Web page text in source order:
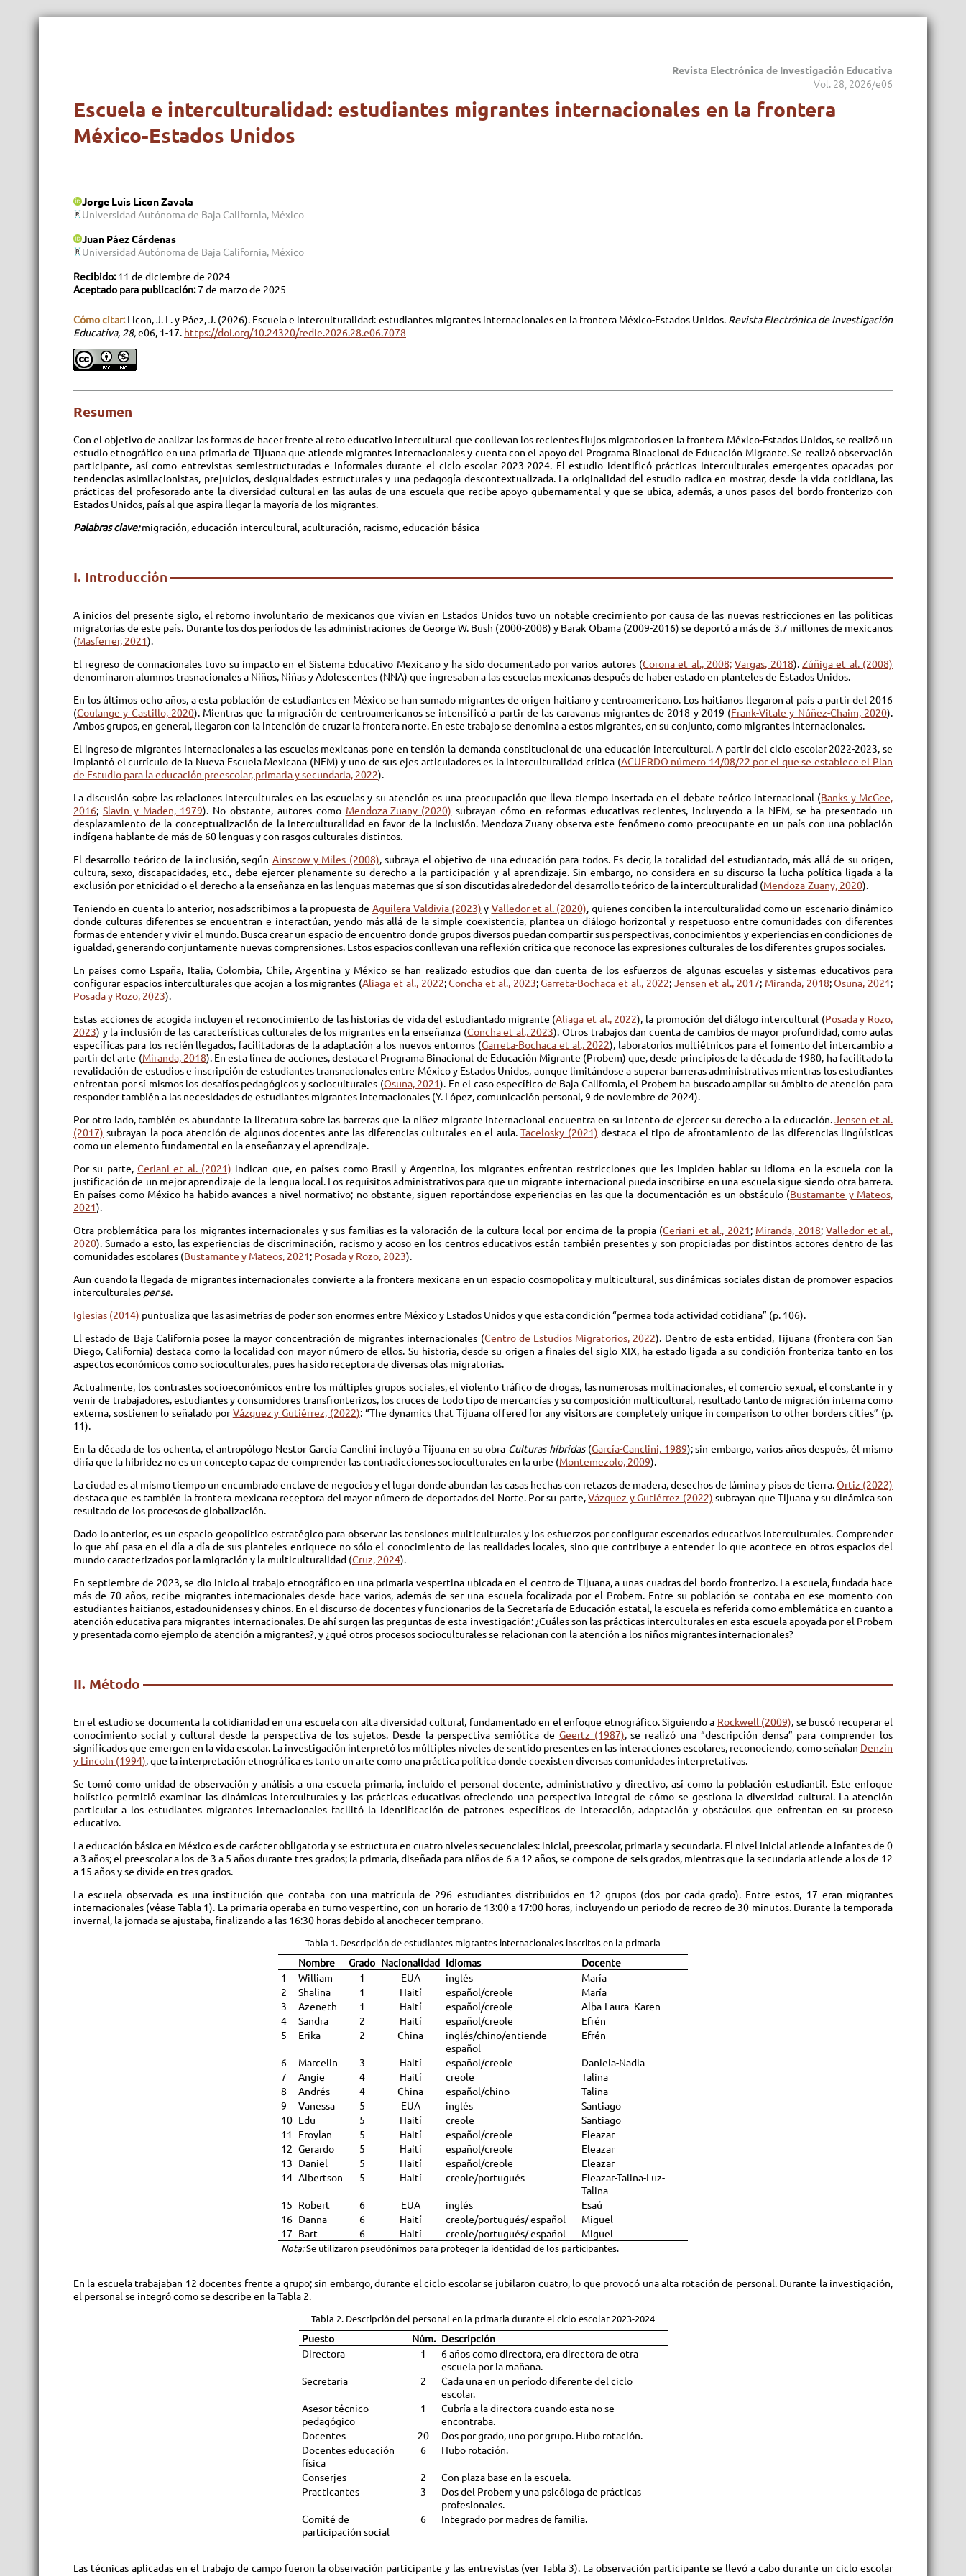
Revista Electrónica de Investigación Educativa
Vol. 28, 2026/e06
Escuela e interculturalidad: estudiantes migrantes internacionales en la frontera
México-Estados Unidos
Jorge Luis Licon Zavala
Universidad Autónoma de Baja California, México
Juan Páez Cárdenas
Universidad Autónoma de Baja California, México
Recibido:11 de diciembre de 2024
Aceptado para publicación:7 de marzo de 2025
Cómo citar:Licon, J. L. y Páez, J. (2026). Escuela e interculturalidad: estudiantes migrantes internacionales en la frontera México-Estados Unidos. Revista Electrónica de Investigación
Educativa, 28,e06, 1-17. https://doi.org/10.24320/redie.2026.28.e06.7078
Resumen
Con el objetivo de analizar las formas de hacer frente al reto educativo intercultural que conllevan los recientes flujos migratorios en la frontera México-Estados Unidos, se realizó un
estudio etnográfico en una primaria de Tijuana que atiende migrantes internacionales y cuenta con el apoyo del Programa Binacional de Educación Migrante. Se realizó observación
participante, así como entrevistas semiestructuradas e informales durante el ciclo escolar 2023-2024. El estudio identificó prácticas interculturales emergentes opacadas por
tendencias asimilacionistas, prejuicios, desigualdades estructurales y una pedagogía descontextualizada. La originalidad del estudio radica en mostrar, desde la vida cotidiana, las
prácticas del profesorado ante la diversidad cultural en las aulas de una escuela que recibe apoyo gubernamental y que se ubica, además, a unos pasos del bordo fronterizo con
Estados Unidos, país al que aspira llegar la mayoría de los migrantes.
Palabras clave:migración, educación intercultural, aculturación, racismo, educación básica
I. Introducción
A inicios del presente siglo, el retorno involuntario de mexicanos que vivían en Estados Unidos tuvo un notable crecimiento por causa de las nuevas restricciones en las políticas
migratorias de este país. Durante los dos períodos de las administraciones de George W. Bush (2000-2008) y Barak Obama (2009-2016) se deportó a más de 3.7 millones de mexicanos
(Masferrer, 2021).
El regreso de connacionales tuvo su impacto en el Sistema Educativo Mexicano y ha sido documentado por varios autores (Corona et al., 2008; Vargas, 2018).Zúñiga et al. (2008)
denominaron alumnos trasnacionales a Niños, Niñas y Adolescentes (NNA) que ingresaban a las escuelas mexicanas después de haber estado en planteles de Estados Unidos.
En los últimos ocho años, a esta población de estudiantes en México se han sumado migrantes de origen haitiano y centroamericano. Los haitianos llegaron al país a partir del 2016
(Coulange y Castillo, 2020). Mientras que la migración de centroamericanos se intensificó a partir de las caravanas migrantes de 2018 y 2019 (Frank-Vitale y Núñez-Chaim, 2020).
Ambos grupos, en general, llegaron con la intención de cruzar la frontera norte. En este trabajo se denomina a estos migrantes, en su conjunto, como migrantes internacionales.
El ingreso de migrantes internacionales a las escuelas mexicanas pone en tensión la demanda constitucional de una educación intercultural. A partir del ciclo escolar 2022-2023, se
implantó el currículo de la Nueva Escuela Mexicana (NEM) y uno de sus ejes articuladores es la interculturalidad crítica (ACUERDO número 14/08/22 por el que se establece el Plan
de Estudio para la educación preescolar, primaria y secundaria, 2022).
La discusión sobre las relaciones interculturales en las escuelas y su atención es una preocupación que lleva tiempo insertada en el debate teórico internacional (Banks y McGee,
2016; Slavin y Maden, 1979). No obstante, autores como Mendoza-Zuany (2020) subrayan cómo en reformas educativas recientes, incluyendo a la NEM, se ha presentado un
desplazamiento de la conceptualización de la interculturalidad en favor de la inclusión. Mendoza-Zuany observa este fenómeno como preocupante en un país con una población
indígena hablante de más de 60 lenguas y con rasgos culturales distintos.
El desarrollo teórico de la inclusión, según Ainscow y Miles (2008), subraya el objetivo de una educación para todos. Es decir, la totalidad del estudiantado, más allá de su origen,
cultura, sexo, discapacidades, etc., debe ejercer plenamente su derecho a la participación y al aprendizaje. Sin embargo, no considera en su discurso la lucha política ligada a la
exclusión por etnicidad o el derecho a la enseñanza en las lenguas maternas que sí son discutidas alrededor del desarrollo teórico de la interculturalidad (Mendoza-Zuany, 2020).
Teniendo en cuenta lo anterior, nos adscribimos a la propuesta de Aguilera-Valdivia (2023) y Valledor et al. (2020), quienes conciben la interculturalidad como un escenario dinámico
donde culturas diferentes se encuentran e interactúan, yendo más allá de la simple coexistencia, plantea un diálogo horizontal y respetuoso entre comunidades con diferentes
formas de entender y vivir el mundo. Busca crear un espacio de encuentro donde grupos diversos puedan compartir sus perspectivas, conocimientos y experiencias en condiciones de
igualdad, generando conjuntamente nuevas comprensiones. Estos espacios conllevan una reflexión crítica que reconoce las expresiones culturales de los diferentes grupos sociales.
En países como España, Italia, Colombia, Chile, Argentina y México se han realizado estudios que dan cuenta de los esfuerzos de algunas escuelas y sistemas educativos para
configurar espacios interculturales que acojan a los migrantes (Aliaga et al., 2022;Concha et al., 2023;Garreta-Bochaca et al., 2022; Jensen et al., 2017; Miranda, 2018;Osuna, 2021;
Posada y Rozo, 2023).
Estas acciones de acogida incluyen el reconocimiento de las historias de vida del estudiantado migrante (Aliaga et al., 2022), la promoción del diálogo intercultural (Posada y Rozo,
2023) y la inclusión de las características culturales de los migrantes en la enseñanza (Concha et al., 2023). Otros trabajos dan cuenta de cambios de mayor profundidad, como aulas
específicas para los recién llegados, facilitadoras de la adaptación a los nuevos entornos (Garreta-Bochaca et al., 2022), laboratorios multiétnicos para el fomento del intercambio a
partir del arte (Miranda, 2018). En esta línea de acciones, destaca el Programa Binacional de Educación Migrante (Probem) que, desde principios de la década de 1980, ha facilitado la
revalidación de estudios e inscripción de estudiantes transnacionales entre México y Estados Unidos, aunque limitándose a superar barreras administrativas mientras los estudiantes
enfrentan por sí mismos los desafíos pedagógicos y socioculturales (Osuna, 2021). En el caso específico de Baja California, el Probem ha buscado ampliar su ámbito de atención para
responder también a las necesidades de estudiantes migrantes internacionales (Y. López, comunicación personal, 9 de noviembre de 2024).
Por otro lado, también es abundante la literatura sobre las barreras que la niñez migrante internacional encuentra en su intento de ejercer su derecho a la educación.Jensen et al.
(2017) subrayan la poca atención de algunos docentes ante las diferencias culturales en el aula.Tacelosky (2021) destaca el tipo de afrontamiento de las diferencias lingüísticas
como un elemento fundamental en la enseñanza y el aprendizaje.
Por su parte,Ceriani et al. (2021) indican que, en países como Brasil y Argentina, los migrantes enfrentan restricciones que les impiden hablar su idioma en la escuela con la
justificación de un mejor aprendizaje de la lengua local. Los requisitos administrativos para que un migrante internacional pueda inscribirse en una escuela sigue siendo otra barrera.
En países como México ha habido avances a nivel normativo; no obstante, siguen reportándose experiencias en las que la documentación es un obstáculo (Bustamante y Mateos,
2021).
Otra problemática para los migrantes internacionales y sus familias es la valoración de la cultura local por encima de la propia (Ceriani et al., 2021; Miranda, 2018;Valledor et al.,
2020). Sumado a esto, las experiencias de discriminación, racismo y acoso en los centros educativos están también presentes y son propiciadas por distintos actores dentro de las
comunidades escolares (Bustamante y Mateos, 2021; Posada y Rozo, 2023).
Aun cuando la llegada de migrantes internacionales convierte a la frontera mexicana en un espacio cosmopolita y multicultural, sus dinámicas sociales distan de promover espacios
interculturales per se.
Iglesias (2014) puntualiza que las asimetrías de poder son enormes entre México y Estados Unidos y que esta condición “permea toda actividad cotidiana” (p. 106).
El estado de Baja California posee la mayor concentración de migrantes internacionales (Centro de Estudios Migratorios, 2022). Dentro de esta entidad, Tijuana (frontera con San
Diego, California) destaca como la localidad con mayor número de ellos. Su historia, desde su origen a finales del siglo XIX, ha estado ligada a su condición fronteriza tanto en los
aspectos económicos como socioculturales, pues ha sido receptora de diversas olas migratorias.
Actualmente, los contrastes socioeconómicos entre los múltiples grupos sociales, el violento tráfico de drogas, las numerosas multinacionales, el comercio sexual, el constante ir y
venir de trabajadores, estudiantes y consumidores transfronterizos, los cruces de todo tipo de mercancías y su composición multicultural, resultado tanto de migración interna como
externa, sostienen lo señalado porVázquez y Gutiérrez, (2022): “The dynamics that Tijuana offered for any visitors are completely unique in comparison to other borders cities” (p.
11).
En la década de los ochenta, el antropólogo Nestor García Canclini incluyó a Tijuana en su obra Culturas híbridas(García-Canclini, 1989); sin embargo, varios años después, él mismo
diría que la hibridez no es un concepto capaz de comprender las contradicciones socioculturales en la urbe (Montemezolo, 2009).
La ciudad es al mismo tiempo un encumbrado enclave de negocios y el lugar donde abundan las casas hechas con retazos de madera, desechos de lámina y pisos de tierra.Ortiz (2022)
destaca que es también la frontera mexicana receptora del mayor número de deportados del Norte. Por su parte,Vázquez y Gutiérrez (2022) subrayan que Tijuana y su dinámica son
resultado de los procesos de globalización.
Dado lo anterior, es un espacio geopolítico estratégico para observar las tensiones multiculturales y los esfuerzos por configurar escenarios educativos interculturales. Comprender
lo que ahí pasa en el día a día de sus planteles enriquece no sólo el conocimiento de las realidades locales, sino que contribuye a entender lo que acontece en otros espacios del
mundo caracterizados por la migración y la multiculturalidad (Cruz, 2024).
En septiembre de 2023, se dio inicio al trabajo etnográfico en una primaria vespertina ubicada en el centro de Tijuana, a unas cuadras del bordo fronterizo. La escuela, fundada hace
más de 70 años, recibe migrantes internacionales desde hace varios, además de ser una escuela focalizada por el Probem. Entre su población se contaba en ese momento con
estudiantes haitianos, estadounidenses y chinos. En el discurso de docentes y funcionarios de la Secretaría de Educación estatal, la escuela es referida como emblemática en cuanto a
atención educativa para migrantes internacionales. De ahí surgen las preguntas de esta investigación: ¿Cuáles son las prácticas interculturales en esta escuela apoyada por el Probem
y presentada como ejemplo de atención a migrantes?, y ¿qué otros procesos socioculturales se relacionan con la atención a los niños migrantes internacionales?
II. Método
En el estudio se documenta la cotidianidad en una escuela con alta diversidad cultural, fundamentado en el enfoque etnográfico. Siguiendo a Rockwell (2009), se buscó recuperar el
conocimiento social y cultural desde la perspectiva de los sujetos. Desde la perspectiva semiótica de Geertz (1987), se realizó una “descripción densa” para comprender los
significados que emergen en la vida escolar. La investigación interpretó los múltiples niveles de sentido presentes en las interacciones escolares, reconociendo, como señalan Denzin
y Lincoln (1994), que la interpretación etnográfica es tanto un arte como una práctica política donde coexisten diversas comunidades interpretativas.
Se tomó como unidad de observación y análisis a una escuela primaria, incluido el personal docente, administrativo y directivo, así como la población estudiantil. Este enfoque
holístico permitió examinar las dinámicas interculturales y las prácticas educativas ofreciendo una perspectiva integral de cómo se gestiona la diversidad cultural. La atención
particular a los estudiantes migrantes internacionales facilitó la identificación de patrones específicos de interacción, adaptación y obstáculos que enfrentan en su proceso
educativo.
La educación básica en México es de carácter obligatoria y se estructura en cuatro niveles secuenciales: inicial, preescolar, primaria y secundaria. El nivel inicial atiende a infantes de 0
a 3 años; el preescolar a los de 3 a 5 años durante tres grados; la primaria, diseñada para niños de 6 a 12 años, se compone de seis grados, mientras que la secundaria atiende a los de 12
a 15 años y se divide en tres grados.
La escuela observada es una institución que contaba con una matrícula de 296 estudiantes distribuidos en 12 grupos (dos por cada grado). Entre estos, 17 eran migrantes
internacionales (véase Tabla 1). La primaria operaba en turno vespertino, con un horario de 13:00 a 17:00 horas, incluyendo un periodo de recreo de 30 minutos. Durante la temporada
invernal, la jornada se ajustaba, finalizando a las 16:30 horas debido al anochecer temprano.
Tabla 1. Descripción de estudiantes migrantes internacionales inscritos en la primaria
Nombre Grado Nacionalidad Idiomas
Docente
1
William 1 EUA inglés
María
2
Shalina 1 Haití español/creole
María
3
Azeneth 1 Haití español/creole
Alba-Laura- Karen
4
Sandra 2 Haití español/creole
Efrén
5
Erika 2 China
inglés/chino/entiende
español
Efrén
6 Marcelin 3 Haití español/creole
Daniela-Nadia
7
Angie 4 Haití creole
Talina
8
Andrés 4 China español/chino
Talina
9
Vanessa 5 EUA inglés
Santiago
10 Edu 5 Haití creole
Santiago
11
Froylan 5 Haití español/creole
Eleazar
12 Gerardo 5 Haití español/creole
Eleazar
13 Daniel 5 Haití español/creole
Eleazar
14 Albertson 5 Haití creole/portugués
Eleazar-Talina-Luz-
Talina
15 Robert 6 EUA inglés
Esaú
16 Danna 6 Haití creole/portugués/ español
Miguel
17 Bart 6 Haití creole/portugués/ español Miguel
Nota:Se utilizaron pseudónimos para proteger la identidad de los participantes.
En la escuela trabajaban 12 docentes frente a grupo; sin embargo, durante el ciclo escolar se jubilaron cuatro, lo que provocó una alta rotación de personal. Durante la investigación,
el personal se integró como se describe en la Tabla 2.
Tabla 2. Descripción del personal en la primaria durante el ciclo escolar 2023-2024
Puesto Núm. Descripción
Directora
1
6 años como directora, era directora de otra
escuela por la mañana.
Secretaria
2
Cada una en un período diferente del ciclo
escolar.
Asesor técnico
pedagógico
1
Cubría a la directora cuando esta no se
encontraba.
Docentes
20
Dos por grado, uno por grupo. Hubo rotación.
Docentes educación
física
6 Hubo rotación.
Conserjes 2
Con plaza base en la escuela.
Practicantes
3
Dos del Probem y una psicóloga de prácticas
profesionales.
Comité de
participación social
6 Integrado por madres de familia.
Las técnicas aplicadas en el trabajo de campo fueron la observación participante y las entrevistas (ver Tabla 3). La observación participante se llevó a cabo durante un ciclo escolar